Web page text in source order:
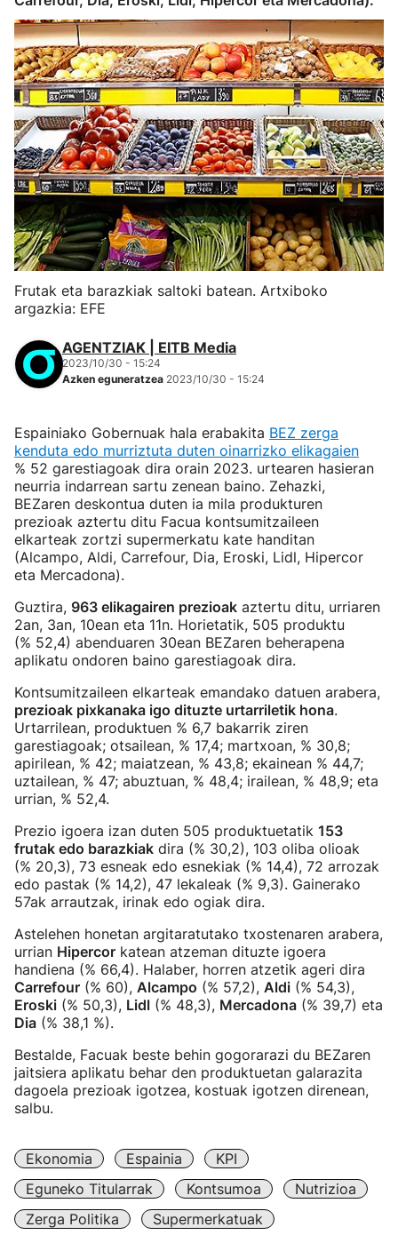
Frutak eta barazkiak saltoki batean. Artxiboko
argazkia: EFE
AGENTZIAK | EITB Media
2023/10/30 - 15:24
Azken eguneratzea 2023/10/30 - 15:24
Espainiako Gobernuak hala erabakita BEZ zerga
kenduta edo murriztuta duten oinarrizko elikagaien
% 52 garestiagoak dira orain 2023. urtearen hasieran
neurria indarrean sartu zenean baino. Zehazki,
BEZaren deskontua duten ia mila produkturen
prezioak aztertu ditu Facua kontsumitzaileen
elkarteak zortzi supermerkatu kate handitan
(Alcampo, Aldi, Carrefour, Dia, Eroski, Lidl, Hipercor
eta Mercadona).
Guztira, 963 elikagairen prezioak aztertu ditu, urriaren
2an, 3an, 10ean eta 11n. Horietatik, 505 produktu
(% 52,4) abenduaren 30ean BEZaren beherapena
aplikatu ondoren baino garestiagoak dira.
Kontsumitzaileen elkarteak emandako datuen arabera,
prezioak pixkanaka igo dituzte urtarriletik hona.
Urtarrilean, produktuen % 6,7 bakarrik ziren
garestiagoak; otsailean, % 17,4; martxoan, % 30,8;
apirilean, % 42; maiatzean, % 43,8; ekainean % 44,7;
uztailean, % 47; abuztuan, % 48,4; irailean, % 48,9; eta
urrian, % 52,4.
Prezio igoera izan duten 505 produktuetatik 153
frutak edo barazkiak dira (% 30,2), 103 oliba olioak
(% 20,3), 73 esneak edo esnekiak (% 14,4), 72 arrozak
edo pastak (% 14,2), 47 lekaleak (% 9,3). Gainerako
57ak arrautzak, irinak edo ogiak dira.
Astelehen honetan argitaratutako txostenaren arabera,
urrian Hipercor katean atzeman dituzte igoera
handiena (% 66,4). Halaber, horren atzetik ageri dira
Carrefour (% 60), Alcampo (% 57,2), Aldi (% 54,3),
Eroski (% 50,3), Lidl (% 48,3), Mercadona (% 39,7) eta
Dia (% 38,1 %).
Bestalde, Facuak beste behin gogorarazi du BEZaren
jaitsiera aplikatu behar den produktuetan galarazita
dagoela prezioak igotzea, kostuak igotzen direnean,
salbu.
Ekonomia Espainia
KPI
Eguneko Titularrak
Kontsumoa
Nutrizioa
Zerga Politika
Supermerkatuak